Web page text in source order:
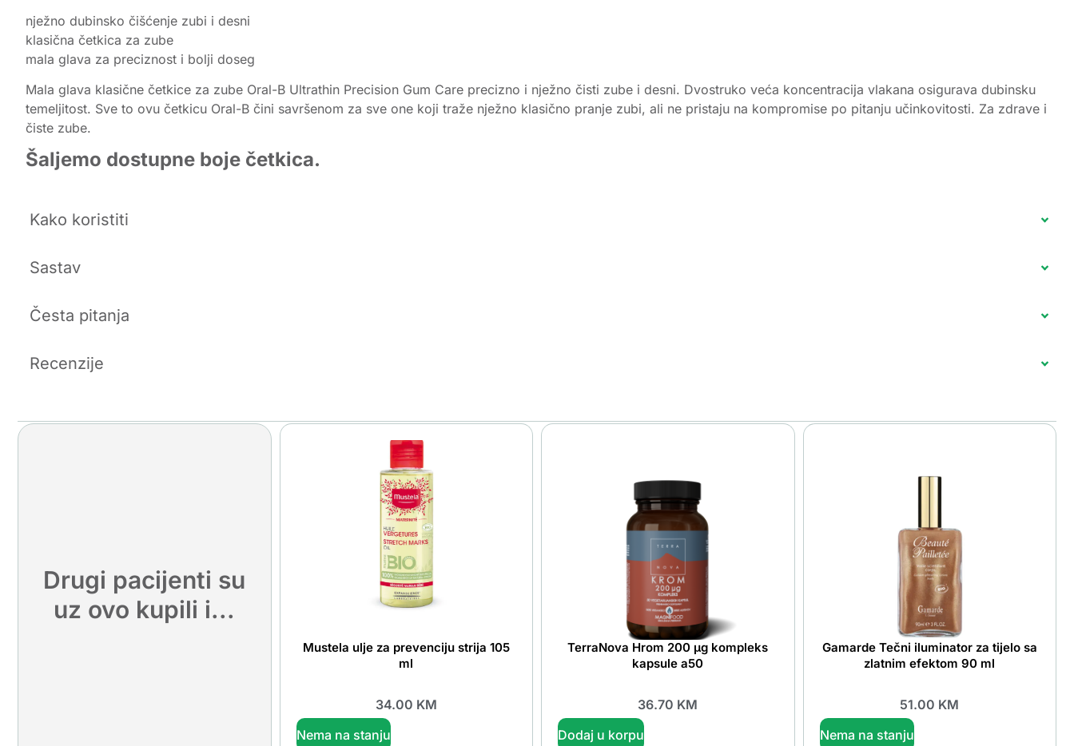
nježno dubinsko čišćenje zubi i desni
klasična četkica za zube
mala glava za preciznost i bolji doseg
Mala glava klasične četkice za zube Oral-B Ultrathin Precision Gum Care precizno i nježno čisti zube i desni. Dvostruko veća koncentracija vlakana osigurava dubinsku
temeljitost. Sve to ovu četkicu Oral-B čini savršenom za sve one koji traže nježno klasično pranje zubi, ali ne pristaju na kompromise po pitanju učinkovitosti. Za zdrave i
čiste zube.
Šaljemo dostupne boje četkica.
Kako koristiti
Sastav
Česta pitanja
Recenzije
Drugi pacijenti su
uz ovo kupili i...
Mustela ulje za prevenciju strija 105
ml
34.00 KM
Nema na stanju
TerraNova Hrom 200 μg kompleks
kapsule a50
36.70 KM
Dodaj u korpu
Gamarde Tečni iluminator za tijelo sa
zlatnim efektom 90 ml
51.00 KM
Nema na stanju